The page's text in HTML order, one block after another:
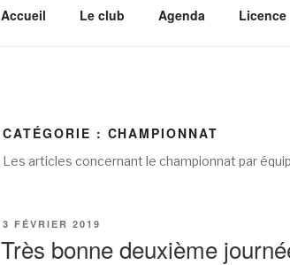
Accueil Le club Agenda Licence
CATÉGORIE : CHAMPIONNAT
Les articles concernant le championnat par
PUBLIÉ
3 FÉVRIER 2019
Très bonne deuxième